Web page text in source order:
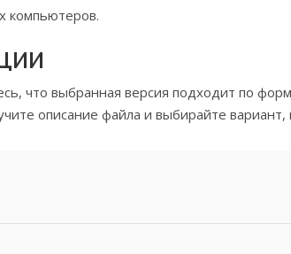
компьютеров.
что выбранная версия подходит по
описание файла и выбирайте